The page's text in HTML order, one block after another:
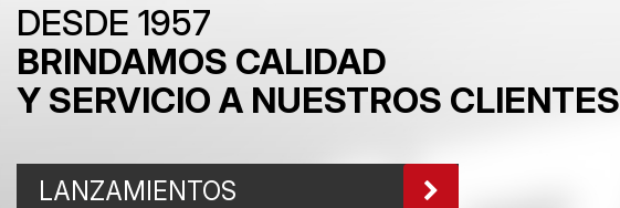
DESDE 1957
BRINDAMOS CALIDAD
Y SERVICIO A NUESTROS CLIENTES
LANZAMIENTOS